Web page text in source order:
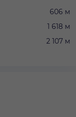
606 м
1 618 м
2 107 м